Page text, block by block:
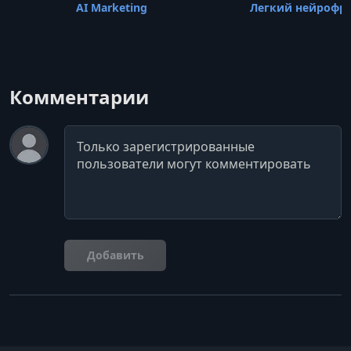
AI Marketing Легкий
Комментарии
Комментарий
Добавить